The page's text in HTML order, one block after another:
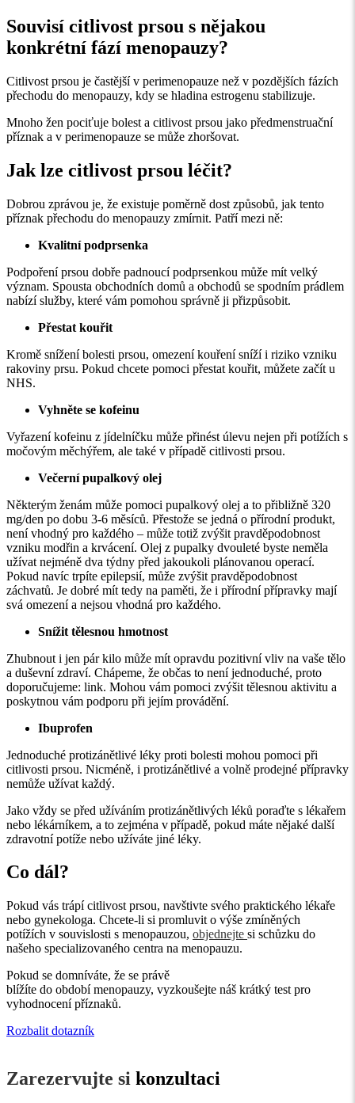
Souvisí citlivost prsou s nějakou
konkrétní fází menopauzy?
Citlivost prsou je častější v perimenopauze než v pozdějších fázích
přechodu do menopauzy, kdy se hladina estrogenu stabilizuje.
Mnoho žen pociťuje bolest a citlivost prsou jako předmenstruační
příznak a v perimenopauze se může zhoršovat.
Jak lze citlivost prsou léčit?
Dobrou zprávou je, že existuje poměrně dost způsobů, jak tento
příznak přechodu do menopauzy zmírnit. Patří mezi ně:
Kvalitnípodprsenka
Podpoření prsou dobře padnoucí podprsenkou může mít velký
význam. Spousta obchodních domů a obchodů se spodním prádlem
nabízí služby, které vám pomohou správně ji přizpůsobit.
Přestat kouřit
Kromě snížení bolesti prsou, omezení kouřenísnížíi riziko vzniku
rakoviny prsu. Pokud chcete pomoci přestat kouřit, můžete začít u
NHS.
Vyhněte se kofeinu
Vyřazení kofeinu z jídelníčku může přinést úlevu nejen při potížích s
močovým měchýřem, ale také v případě citlivosti prsou.
Večerní pupalkový olej
Některým ženám může pomoci pupalkový olej a to přibližně 320
mg/den po dobu 3-6 měsíců. Přestože se jedná o přírodní produkt,
není vhodný pro každého – může totiž zvýšit pravděpodobnost
vzniku modřin a krvácení. Olej z pupalky dvouleté byste neměla
užívat nejméně dva týdny před jakoukoli plánovanou operací.
Pokud navíc trpíte epilepsií, může zvýšit pravděpodobnost
záchvatů. Je dobré mít tedy na paměti, že i přírodní přípravky mají
svá omezení a nejsou vhodná pro každého.
Snížit tělesnou hmotnost
Zhubnout i jen pár kilo může mít opravdu pozitivní vliv na vaše tělo
a duševní zdraví. Chápeme, že občas to není jednoduché, proto
doporučujeme: link. Mohou vám pomoci zvýšit tělesnou aktivitu a
poskytnou vám podporu při jejím provádění.
Ibuprofen
Jednoduché protizánětlivé léky proti bolesti mohou pomoci při
citlivosti prsou. Nicméně, i protizánětlivé a volně prodejné přípravky
nemůže užívat každý.
Jako vždy se před užíváním protizánětlivých léků poraďte s lékařem
nebo lékárníkem, a to zejména v případě, pokud máte nějaké další
zdravotní potíže nebo užíváte jiné léky.
Co dál?
Pokud vás trápícitlivost prsou, navštivte svého praktického lékaře
nebo gynekologa. Chcete-li si promluvit o výše zmíněných
potížích v souvislosti s menopauzou, objednejte si schůzku do
našeho specializovaného centra na menopauzu.
Pokud se domníváte, že se právě
blížíte do obdobímenopauzy, vyzkoušejte náš krátký test pro
vyhodnocení příznaků.
Rozbalit dotazník
Zarezervujte si konzultaci